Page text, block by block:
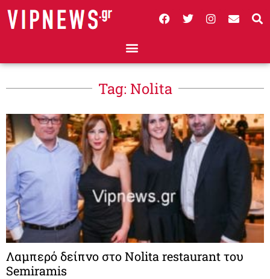
Tag: Νolita
Λαμπερό δείπνο στο Νolita restaurant του
Semiramis